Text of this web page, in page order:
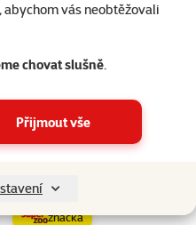
vás neobtěžovali
chovat slušně.
Přijmout vše
Lick&Snack
fialová
značka